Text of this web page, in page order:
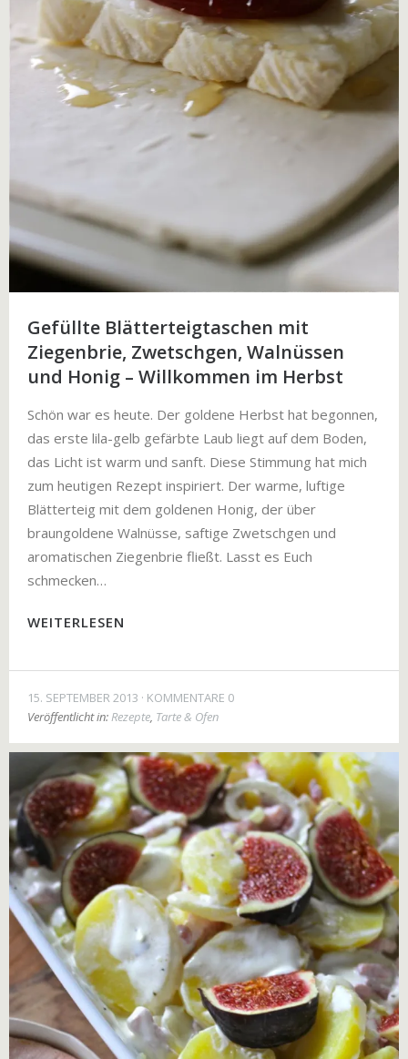
Gefüllte Blätterteigtaschen mit
Ziegenbrie, Zwetschgen, Walnüssen
und Honig – Willkommen im Herbst
Schön war es heute. Der goldene Herbst hat begonnen,
das erste lila-gelb gefärbte Laub liegt auf dem Boden,
das Licht ist warm und sanft. Diese Stimmung hat mich
zum heutigen Rezept inspiriert. Der warme, luftige
Blätterteig mit dem goldenen Honig, der über
braungoldene Walnüsse, saftige Zwetschgen und
aromatischen Ziegenbrie fließt. Lasst es Euch
schmecken…
WEITERLESEN
15. SEPTEMBER 2013
KOMMENTARE 0
Veröffentlicht in:Rezepte, Tarte & Ofen